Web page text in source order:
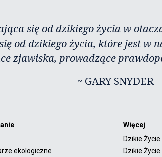
się od dzikiego życia w
od dzikiego życia, które jest w
zjawiska, prowadzące
~ GARY SNYDER
ekologiczne
Więcej
Dzikie
Dzikie